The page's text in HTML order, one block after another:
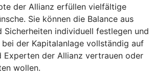
der Allianz erfüllen vielfältige
Sie können die Balance aus
Sicherheiten individuell festlegen und
der Kapitalanlage vollständig auf
Experten der Allianz vertrauen oder
wollen.